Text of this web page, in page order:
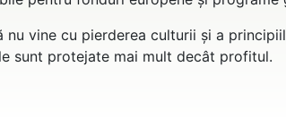
nu vine cu pierderea culturii și a
sunt protejate mai mult decât profitul.